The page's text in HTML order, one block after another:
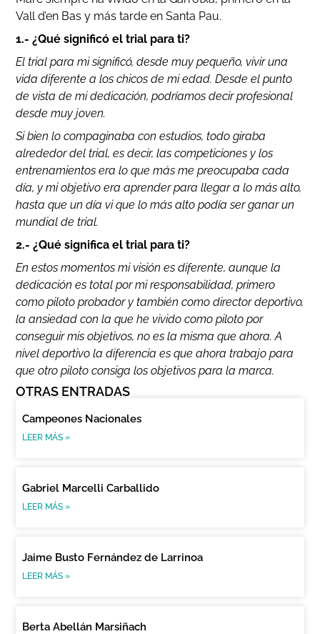
Vall d’en Bas y más tarde en Santa Pau.
1.- ¿Qué significó el trial para ti?
El trial para mi significó, desde muy pequeño, vivir una
vida diferente a los chicos de mi edad. Desde el punto
de vista de mi dedicación, podríamos decir profesional
desde muy joven.
Si bien lo compaginaba con estudios, todo giraba
alrededor del trial, es decir, las competiciones y los
entrenamientos era lo que más me preocupaba cada
día, y mi objetivo era aprender para llegar a lo más alto,
hasta que un día vi que lo más alto podía ser ganar un
mundial de trial.
2.- ¿Qué significa el trial para ti?
En estos momentos mi visión es diferente, aunque la
dedicación es total por mi responsabilidad, primero
como piloto probador y también como director deportivo,
la ansiedad con la que he vivido como piloto por
conseguir mis objetivos, no es la misma que ahora. A
nivel deportivo la diferencia es que ahora trabajo para
que otro piloto consiga los objetivos para la marca.
OTRAS ENTRADAS
Campeones Nacionales
LEER MÁS »
Gabriel Marcelli Carballido
LEER MÁS »
Jaime Busto Fernández de Larrinoa
LEER MÁS »
Berta Abellán Marsiñach